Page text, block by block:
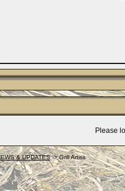
Please
& UPDATES->Grill Artiss